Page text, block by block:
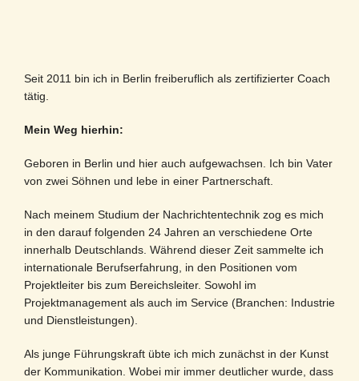
Seit 2011 bin ich in Berlin freiberuflich als zertifizierter Coach
tätig.
Mein Weg hierhin:
Geboren in Berlin und hier auch aufgewachsen. Ich bin Vater
von zwei Söhnen und lebe in einer Partnerschaft.
Nach meinem Studium der Nachrichtentechnik zog es mich
in den darauf folgenden 24 Jahren an verschiedene Orte
innerhalb Deutschlands. Während dieser Zeit sammelte ich
internationale Berufserfahrung, in den Positionen vom
Projektleiter bis zum Bereichsleiter. Sowohl im
Projektmanagement als auch im Service (Branchen: Industrie
und Dienstleistungen).
Als junge Führungskraft übte ich mich zunächst in der Kunst
der Kommunikation. Wobei mir immer deutlicher wurde, dass